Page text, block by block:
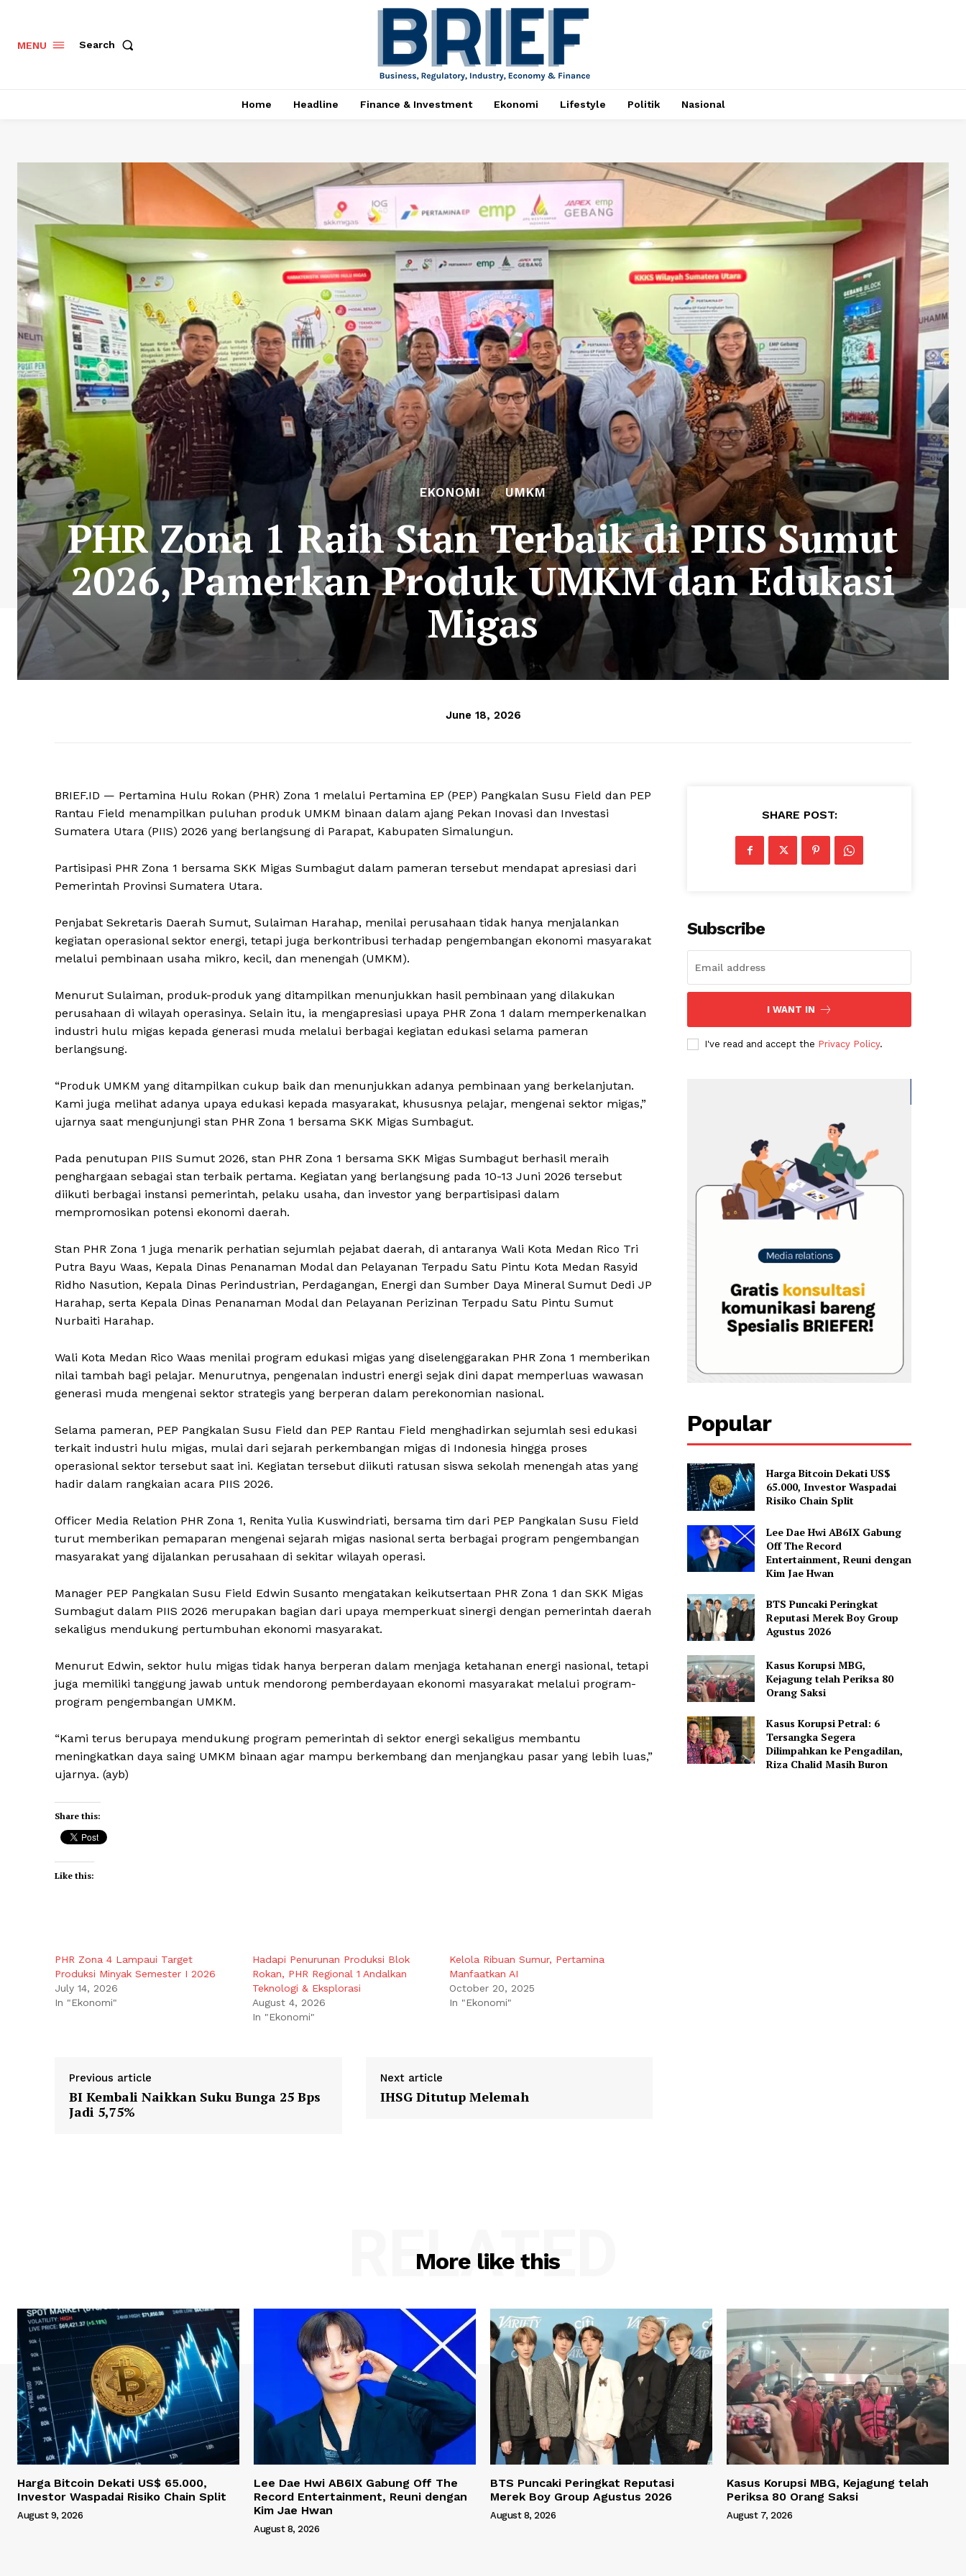
MENU Search
Home Headline Finance & Investment Ekonomi Lifestyle Politik Nasional
EKONOMI UMKM
PHR Zona 1 Raih Stan Terbaik di PIIS Sumut
2026, Pamerkan Produk UMKM dan Edukasi
Migas
June 18, 2026
BRIEF.ID — Pertamina Hulu Rokan (PHR) Zona 1 melalui Pertamina EP (PEP) Pangkalan Susu Field dan PEP
Rantau Field menampilkan puluhan produk UMKM binaan dalam ajang Pekan Inovasi dan Investasi
Sumatera Utara (PIIS) 2026 yang berlangsung di Parapat, Kabupaten Simalungun.
Partisipasi PHR Zona 1 bersama SKK Migas Sumbagut dalam pameran tersebut mendapat apresiasi dari
Pemerintah Provinsi Sumatera Utara.
Penjabat Sekretaris Daerah Sumut, Sulaiman Harahap, menilai perusahaan tidak hanya menjalankan
kegiatan operasional sektor energi, tetapi juga berkontribusi terhadap pengembangan ekonomi masyarakat
melalui pembinaan usaha mikro, kecil, dan menengah (UMKM).
Menurut Sulaiman, produk-produk yang ditampilkan menunjukkan hasil pembinaan yang dilakukan
perusahaan di wilayah operasinya. Selain itu, ia mengapresiasi upaya PHR Zona 1 dalam memperkenalkan
industri hulu migas kepada generasi muda melalui berbagai kegiatan edukasi selama pameran
berlangsung.
“Produk UMKM yang ditampilkan cukup baik dan menunjukkan adanya pembinaan yang berkelanjutan.
Kami juga melihat adanya upaya edukasi kepada masyarakat, khususnya pelajar, mengenai sektor migas,”
ujarnya saat mengunjungi stan PHR Zona 1 bersama SKK Migas Sumbagut.
Pada penutupan PIIS Sumut 2026, stan PHR Zona 1 bersama SKK Migas Sumbagut berhasil meraih
penghargaan sebagai stan terbaik pertama. Kegiatan yang berlangsung pada 10-13 Juni 2026 tersebut
diikuti berbagai instansi pemerintah, pelaku usaha, dan investor yang berpartisipasi dalam
mempromosikan potensi ekonomi daerah.
Stan PHR Zona 1 juga menarik perhatian sejumlah pejabat daerah, di antaranya Wali Kota Medan Rico Tri
Putra Bayu Waas, Kepala Dinas Penanaman Modal dan Pelayanan Terpadu Satu Pintu Kota Medan Rasyid
Ridho Nasution, Kepala Dinas Perindustrian, Perdagangan, Energi dan Sumber Daya Mineral Sumut Dedi JP
Harahap, serta Kepala Dinas Penanaman Modal dan Pelayanan Perizinan Terpadu Satu Pintu Sumut
Nurbaiti Harahap.
Wali Kota Medan Rico Waas menilai program edukasi migas yang diselenggarakan PHR Zona 1 memberikan
nilai tambah bagi pelajar. Menurutnya, pengenalan industri energi sejak dini dapat memperluas wawasan
generasi muda mengenai sektor strategis yang berperan dalam perekonomian nasional.
Selama pameran, PEP Pangkalan Susu Field dan PEP Rantau Field menghadirkan sejumlah sesi edukasi
terkait industri hulu migas, mulai dari sejarah perkembangan migas di Indonesia hingga proses
operasional sektor tersebut saat ini. Kegiatan tersebut diikuti ratusan siswa sekolah menengah atas yang
hadir dalam rangkaian acara PIIS 2026.
Officer Media Relation PHR Zona 1, Renita Yulia Kuswindriati, bersama tim dari PEP Pangkalan Susu Field
turut memberikan pemaparan mengenai sejarah migas nasional serta berbagai program pengembangan
masyarakat yang dijalankan perusahaan di sekitar wilayah operasi.
Manager PEP Pangkalan Susu Field Edwin Susanto mengatakan keikutsertaan PHR Zona 1 dan SKK Migas
Sumbagut dalam PIIS 2026 merupakan bagian dari upaya memperkuat sinergi dengan pemerintah daerah
sekaligus mendukung pertumbuhan ekonomi masyarakat.
Menurut Edwin, sektor hulu migas tidak hanya berperan dalam menjaga ketahanan energi nasional, tetapi
juga memiliki tanggung jawab untuk mendorong pemberdayaan ekonomi masyarakat melalui program-
program pengembangan UMKM.
“Kami terus berupaya mendukung program pemerintah di sektor energi sekaligus membantu
meningkatkan daya saing UMKM binaan agar mampu berkembang dan menjangkau pasar yang lebih luas,”
ujarnya. (ayb)
Share this:
Like this:
PHR Zona 4 Lampaui Target
Produksi Minyak Semester I 2026
July 14, 2026
In "Ekonomi"
Hadapi Penurunan Produksi Blok
Rokan, PHR Regional 1 Andalkan
Teknologi & Eksplorasi
August 4, 2026
In "Ekonomi"
Kelola Ribuan Sumur, Pertamina
Manfaatkan AI
October 20, 2025
In "Ekonomi"
Previous article
BI Kembali Naikkan Suku Bunga 25 Bps
Jadi 5,75%
Next article
IHSG Ditutup Melemah
SHARE POST:
Subscribe
I WANT IN
I've read and accept the Privacy Policy.
Popular
Harga Bitcoin Dekati US$
65.000, Investor Waspadai
Risiko Chain Split
Lee Dae Hwi AB6IX Gabung
Off The Record
Entertainment, Reuni dengan
Kim Jae Hwan
BTS Puncaki Peringkat
Reputasi Merek Boy Group
Agustus 2026
Kasus Korupsi MBG,
Kejagung telah Periksa 80
Orang Saksi
Kasus Korupsi Petral: 6
Tersangka Segera
Dilimpahkan ke Pengadilan,
Riza Chalid Masih Buron
More like this
RELATED
Harga Bitcoin Dekati US$ 65.000,
Investor Waspadai Risiko Chain Split
August 9, 2026
Lee Dae Hwi AB6IX Gabung Off The
Record Entertainment, Reuni dengan
Kim Jae Hwan
August 8, 2026
BTS Puncaki Peringkat Reputasi
Merek Boy Group Agustus 2026
August 8, 2026
Kasus Korupsi MBG, Kejagung telah
Periksa 80 Orang Saksi
August 7, 2026